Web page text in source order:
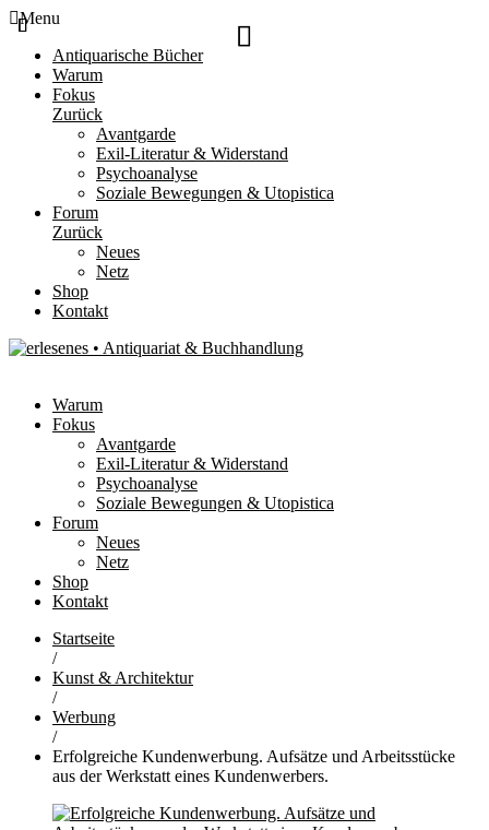
Menu
Antiquarische Bücher
Warum
Fokus
Zurück
Avantgarde
Exil-Literatur & Widerstand
Psychoanalyse
Soziale Bewegungen & Utopistica
Forum
Zurück
Neues
Netz
Shop
Kontakt
Warum
Fokus
Avantgarde
Exil-Literatur & Widerstand
Psychoanalyse
Soziale Bewegungen & Utopistica
Forum
Neues
Netz
Shop
Kontakt
Startseite
/
Kunst & Architektur
/
Werbung
/
Erfolgreiche Kundenwerbung. Aufsätze und Arbeitsstücke
aus der Werkstatt eines Kundenwerbers.